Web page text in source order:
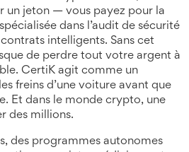
un jeton — vous payez pour la
dans l’audit de sécurité
intelligents. Sans cet
de perdre tout votre argent à
CertiK agit comme un
freins d’une voiture avant que
Et dans le monde crypto, une
des millions.
, des programmes autonomes